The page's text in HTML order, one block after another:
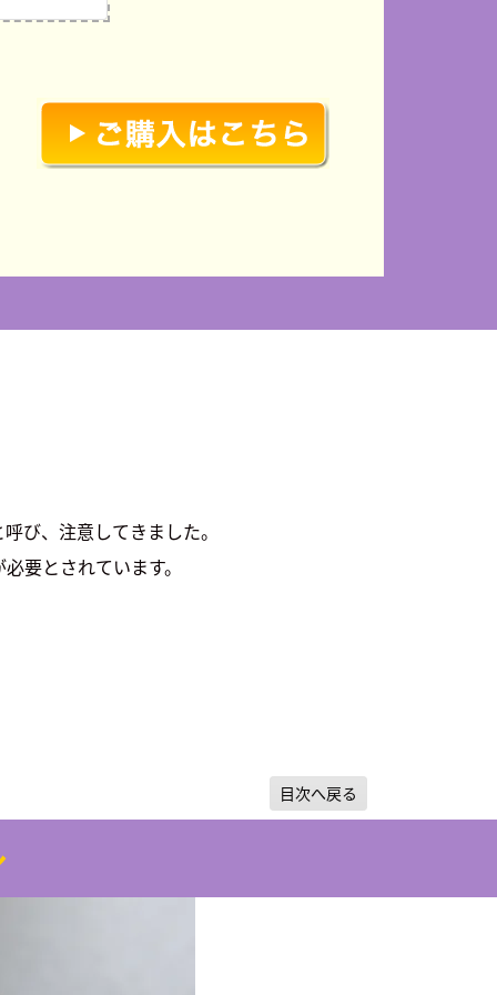
び、注意してきました。
要とされています。
目次へ戻る